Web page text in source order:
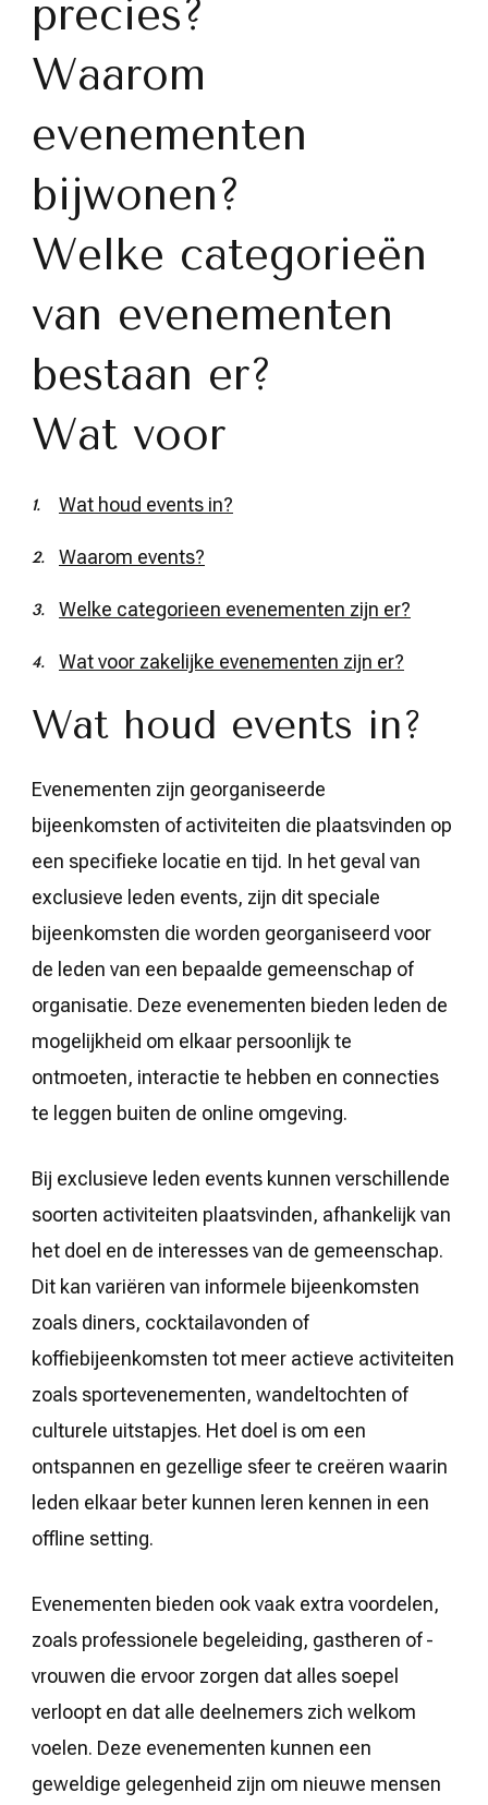
precies?
Waarom
evenementen
bijwonen?
Welke categorieën
van evenementen
bestaan er?
Wat voor
Wat houd events in?
Waarom events?
Welke categorieen evenementen zijn er?
Wat voor zakelijke evenementen zijn er?
Wat houd events in?
Evenementen zijn georganiseerde
bijeenkomsten of activiteiten die plaatsvinden op
een specifieke locatie en tijd. In het geval van
exclusieve leden events, zijn dit speciale
bijeenkomsten die worden georganiseerd voor
de leden van een bepaalde gemeenschap of
organisatie. Deze evenementen bieden leden de
mogelijkheid om elkaar persoonlijk te
ontmoeten, interactie te hebben en connecties
te leggen buiten de online omgeving.
Bij exclusieve leden events kunnen verschillende
soorten activiteiten plaatsvinden, afhankelijk van
het doel en de interesses van de gemeenschap.
Dit kan variëren van informele bijeenkomsten
zoals diners, cocktailavonden of
koffiebijeenkomsten tot meer actieve activiteiten
zoals sportevenementen, wandeltochten of
culturele uitstapjes. Het doel is om een
ontspannen en gezellige sfeer te creëren waarin
leden elkaar beter kunnen leren kennen in een
offline setting.
Evenementen bieden ook vaak extra voordelen,
zoals professionele begeleiding, gastheren of -
vrouwen die ervoor zorgen dat alles soepel
verloopt en dat alle deelnemers zich welkom
voelen. Deze evenementen kunnen een
geweldige gelegenheid zijn om nieuwe mensen